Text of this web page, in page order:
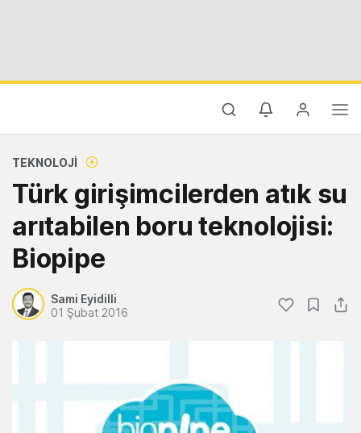
TEKNOLOJI
Türk girişimcilerden atık su
arıtabilen boru teknolojisi:
Biopipe
Sami Eyidilli
01 Şubat 2016